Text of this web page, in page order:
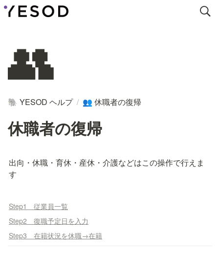
👥
🐘 YESOD ヘルプ / 👥 休職者の復帰
休職者の復帰
出向・休職・育休・産休・介護などはこの操作で行えま
す
Step1 従業員一覧
Step2 復職予定日を入力
Step3 在籍状況を休職→在籍